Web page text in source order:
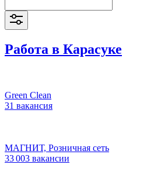
Работа в Карасуке
Green Clean
31 вакансия
МАГНИТ, Розничная сеть
33 003 вакансии